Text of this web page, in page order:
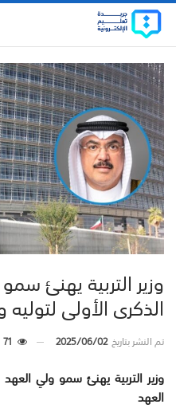
وزير التربية يهنئ
الذكرى الأولى لتوليه
تم النشر بتاريخ2025/06/02
71
وزير التربية يهنئ سمو ولي العهد
العهد